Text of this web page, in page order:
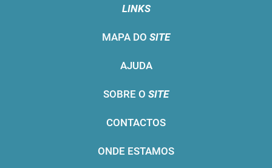
LINKS
MAPA DO SITE
AJUDA
SOBRE O SITE
CONTACTOS
ONDE ESTAMOS